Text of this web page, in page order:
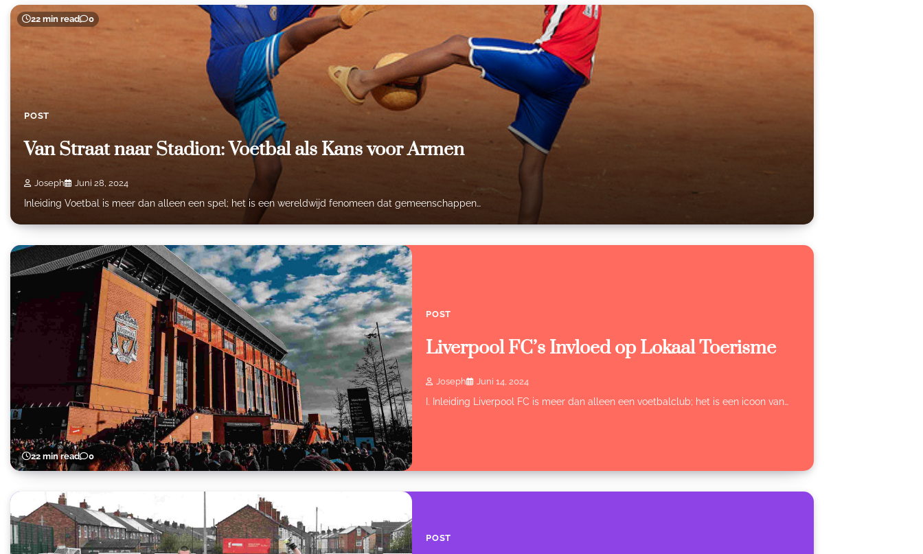
22 min read 0
POST
Van Straat naar Stadion: Voetbal als Kans voor Armen
Joseph Juni 28, 2024
Inleiding Voetbal is meer dan alleen een spel; het is een wereldwijd fenomeen dat gemeenschappen…
22 min read 0
POST
Liverpool FC’s Invloed op Lokaal Toerisme
Joseph Juni 14, 2024
I. Inleiding Liverpool FC is meer dan alleen een voetbalclub; het is een icoon van…
POST